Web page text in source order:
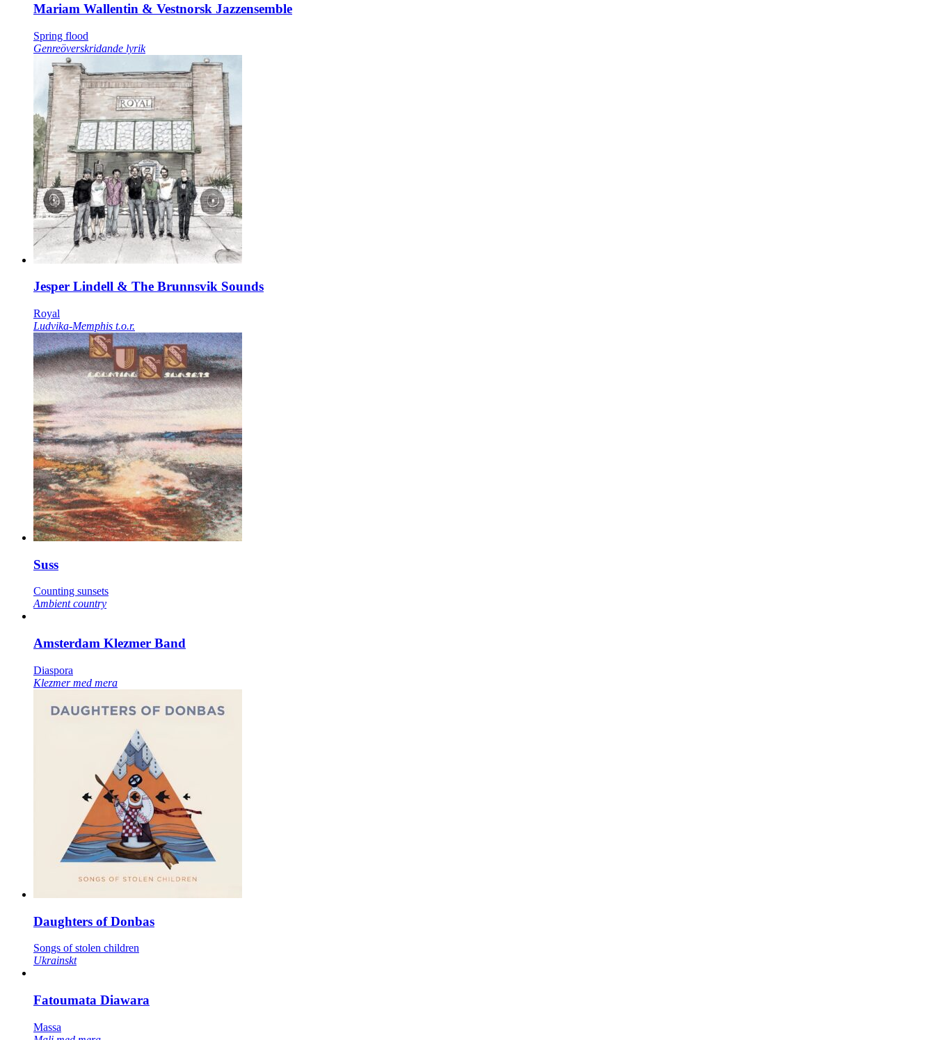
Mariam Wallentin & Vestnorsk Jazzensemble
Spring flood
Genreöverskridande lyrik
Jesper Lindell & The Brunnsvik Sounds
Royal
Ludvika-Memphis t.o.r.
Suss
Counting sunsets
Ambient country
Amsterdam Klezmer Band
Diaspora
Klezmer med mera
Daughters of Donbas
Songs of stolen children
Ukrainskt
Fatoumata Diawara
Massa